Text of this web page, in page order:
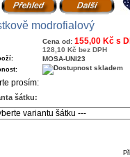
modrofialový
Cena od:155,00 Kč s
128,10 Kč bez DPH
MOSA-UNI23
prosím:
šátku: